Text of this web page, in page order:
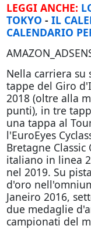
LEGGI ANCHE:
TOKYO - IL
CALENDARIO
Nella carriera su
tappe del Giro
2018 (oltre alla
punti), in tre
una tappa al
l'EuroEyes
Bretagne
italiano in linea
nel 2019. Su
d'oro
Janeiro 2016,
due medaglie
campionati del